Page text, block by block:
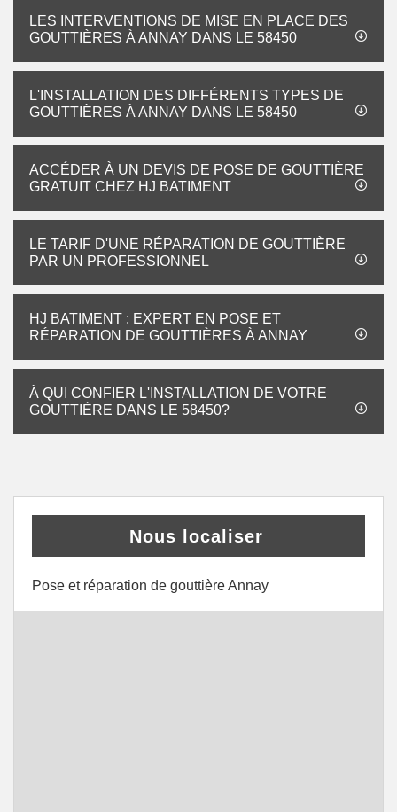
LES INTERVENTIONS DE MISE EN PLACE DES
GOUTTIÈRES À ANNAY DANS LE 58450
L'INSTALLATION DES DIFFÉRENTS TYPES DE
GOUTTIÈRES À ANNAY DANS LE 58450
ACCÉDER À UN DEVIS DE POSE DE GOUTTIÈRE
GRATUIT CHEZ HJ BATIMENT
LE TARIF D'UNE RÉPARATION DE GOUTTIÈRE
PAR UN PROFESSIONNEL
HJ BATIMENT : EXPERT EN POSE ET
RÉPARATION DE GOUTTIÈRES À ANNAY
À QUI CONFIER L'INSTALLATION DE VOTRE
GOUTTIÈRE DANS LE 58450?
Nous localiser
Pose et réparation de gouttière Annay